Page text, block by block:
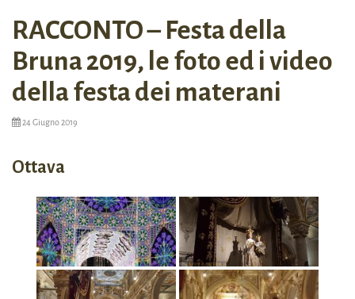
RACCONTO – Festa della
Bruna 2019, le foto ed i video
della festa dei materani
24 Giugno 2019
Ottava